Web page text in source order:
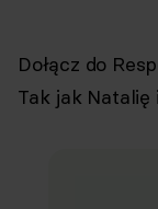
Dołącz do
Tak jak